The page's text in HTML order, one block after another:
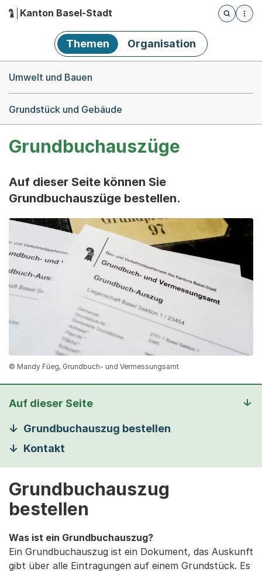
Hauptnavigation
Kanton Basel-Stadt
Öffnet
Themen Organisation
Umwelt und Bauen
Grundstück und Gebäude
Grundbuchauszüge
Auf dieser Seite können Sie
Grundbuchauszüge bestellen.
© Mandy Füeg, Grundbuch- und Vermessungsamt
Auf dieser Seite
Grundbuchauszug bestellen
Kontakt
Grundbuchauszug
bestellen
Was ist ein Grundbuchauszug?
Ein Grundbuchauszug ist ein Dokument, das Auskunft
gibt über alle Eintragungen auf einem Grundstück. Es